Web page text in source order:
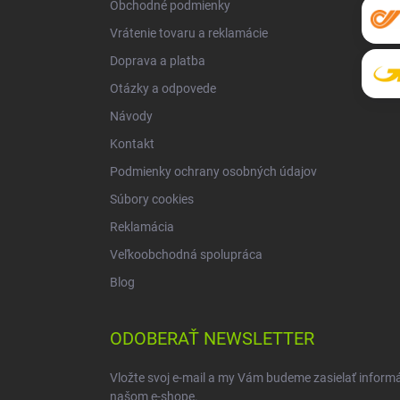
Obchodné podmienky
Vrátenie tovaru a reklamácie
Doprava a platba
Otázky a odpovede
Návody
Kontakt
Podmienky ochrany osobných údajov
Súbory cookies
Reklamácia
Veľkoobchodná spolupráca
Blog
ODOBERAŤ NEWSLETTER
Vložte svoj e-mail a my Vám budeme zasielať
našom e-shope.